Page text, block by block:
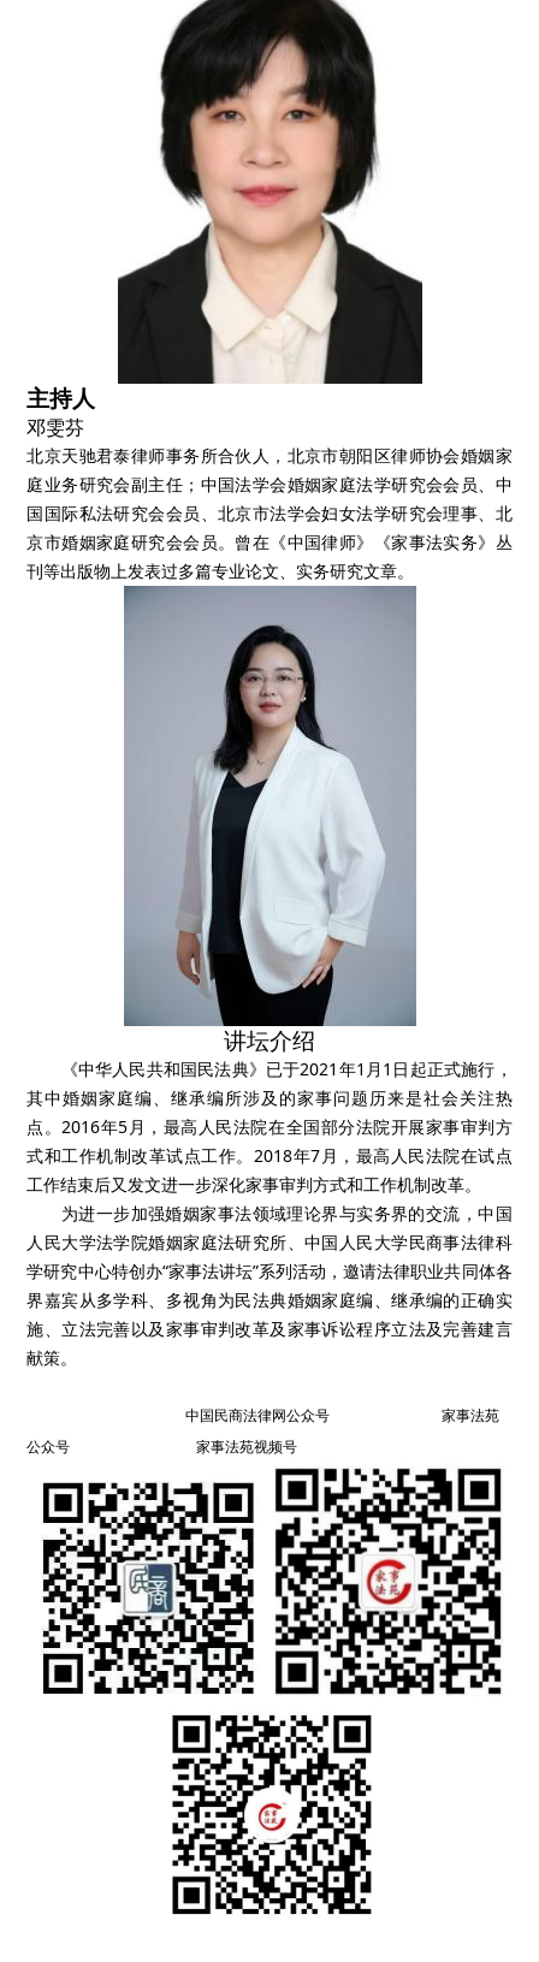
主持人
邓雯芬
北京天驰君泰律师事务所合伙人，北京市朝阳区律师协会婚姻家
庭业务研究会副主任；中国法学会婚姻家庭法学研究会会员、中
国国际私法研究会会员、北京市法学会妇女法学研究会理事、北
京市婚姻家庭研究会会员。曾在《中国律师》《家事法实务》丛
刊等出版物上发表过多篇专业论文、实务研究文章。
讲坛介绍
《中华人民共和国民法典》已于2021年1月1日起正式施行，
其中婚姻家庭编、继承编所涉及的家事问题历来是社会关注热
点。2016年5月，最高人民法院在全国部分法院开展家事审判方
式和工作机制改革试点工作。2018年7月，最高人民法院在试点
工作结束后又发文进一步深化家事审判方式和工作机制改革。
为进一步加强婚姻家事法领域理论界与实务界的交流，中国
人民大学法学院婚姻家庭法研究所、中国人民大学民商事法律科
学研究中心特创办“家事法讲坛”系列活动，邀请法律职业共同体各
界嘉宾从多学科、多视角为民法典婚姻家庭编、继承编的正确实
施、立法完善以及家事审判改革及家事诉讼程序立法及完善建言
献策。
中国民商法律网公众号家事法苑
公众号
家事法苑视频号